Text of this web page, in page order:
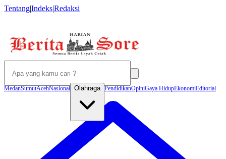
Tentang|Indeks|Redaksi
MedanSumutAcehNasional Olahraga PendidikanOpiniGaya HidupEkonomiEditorial